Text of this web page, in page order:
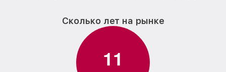
Сколько лет на рынке
11